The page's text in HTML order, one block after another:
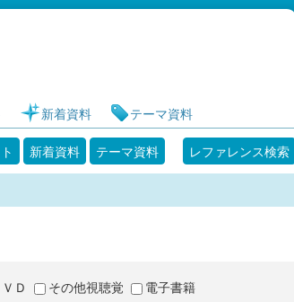
市図書館 蔵書検索・予約システム
新着資料 テーマ資料
新着資料 テーマ資料 レファレンス検索
ＶＤ その他視聴覚 電子書籍